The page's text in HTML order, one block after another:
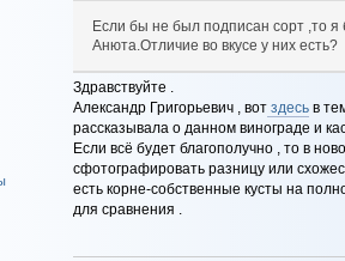
Если бы не был подписан сорт ,то
Анюта.Отличие во вкусе у них есть?
Здравствуйте .
Александр Григорьевич , вотздесьв
рассказывала о данном винограде и
Если всё будет благополучно , то в
сфотографировать разницу или
есть корне-собственные кусты на
для сравнения .